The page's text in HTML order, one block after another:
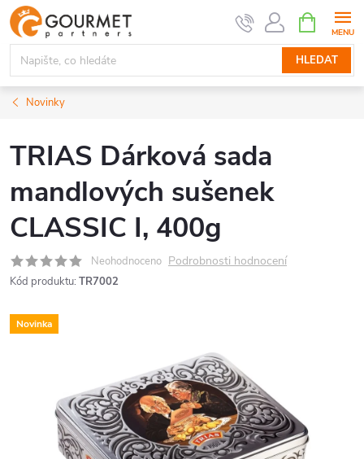
Přejít
na
obsah
HLEDAT
NÁKUPNÍ
KOŠÍK
Novinky
TRIAS Dárková sada
mandlových sušenek
CLASSIC I, 400g
Neohodnoceno Podrobnosti hodnocení
Kód produktu: TR7002
Novinka